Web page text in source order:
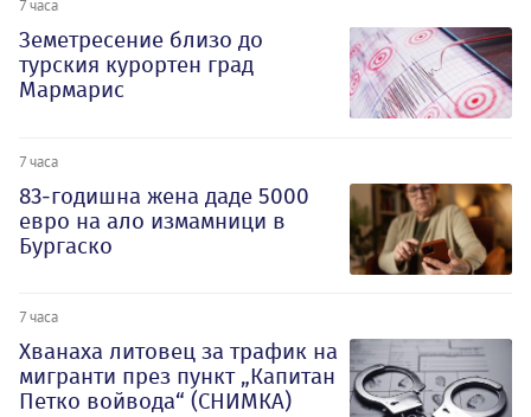
7 часа
Земетресение близо до
турския курортен град
Мармарис
7 часа
83-годишна жена даде 5000
евро на ало измамници в
Бургаско
7 часа
Хванаха литовец за трафик на
мигранти през пункт „Капитан
Петко войвода“ (СНИМКА)